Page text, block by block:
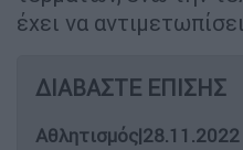
έχει να
ΔΙΑΒΑΣΤΕ ΕΠΙΣΗΣ
Αθλητισμός|